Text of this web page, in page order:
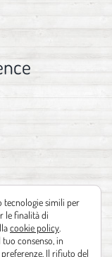
tecnologie simili per
le finalità di
cookie policy
consenso, in
Il rifiuto del